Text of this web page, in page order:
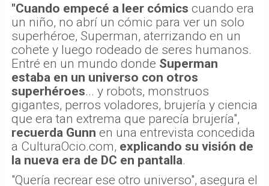
"Cuando empecé a leer cómics cuando era
un niño, no abrí un cómic para ver un solo
superhéroe, Superman, aterrizando en un
cohete y luego rodeado de seres humanos.
Entré en un mundo donde Superman
estaba en un universo con otros
superhéroes... y robots, monstruos
gigantes, perros voladores, brujería y ciencia
que era tan extrema que parecía brujería",
recuerda Gunn en una entrevista concedida
a CulturaOcio.com, explicando su visión de
la nueva era de DC en pantalla.
"Quería recrear ese otro universo", asegura el